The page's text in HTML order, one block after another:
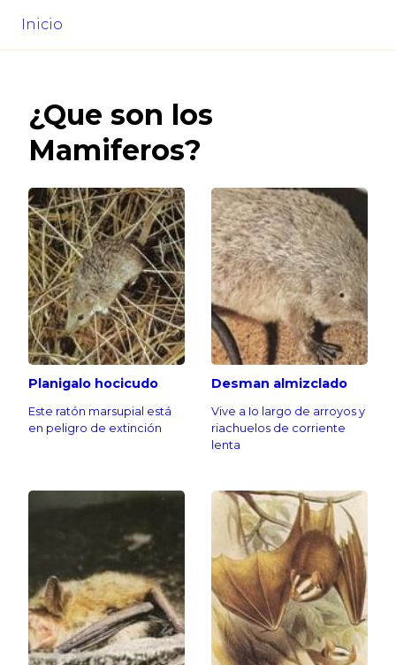
Inicio
¿Que son los
Mamiferos?
Planigalo hocicudo
Este ratón marsupial está
en peligro de extinción
Desman almizclado
Vive a Io largo de arroyos y
riachuelos de corriente
lenta